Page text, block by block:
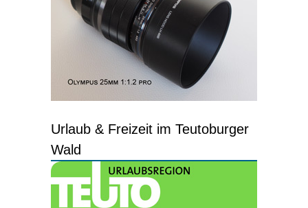
Urlaub & Freizeit im Teutoburger
Wald